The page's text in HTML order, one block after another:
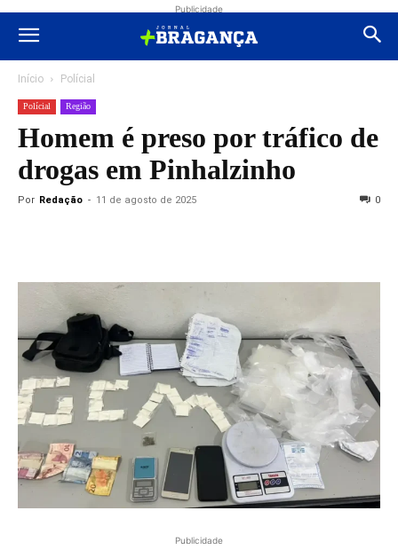
Publicidade
Início Polícial
Polícial Região
Homem é preso por tráfico de
drogas em Pinhalzinho
Por Redação - 11 de agosto de 2025 0
Publicidade